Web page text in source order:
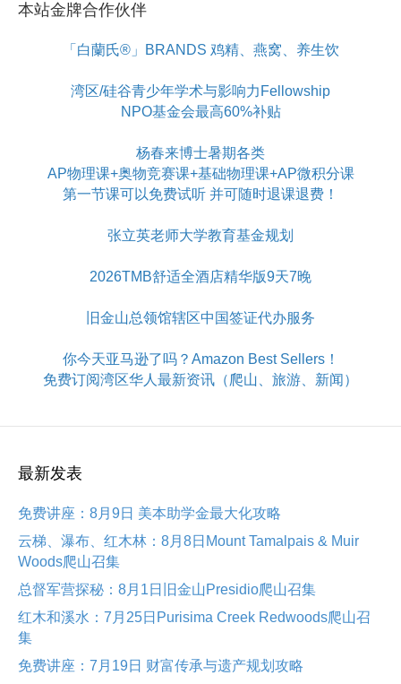
本站金牌合作伙伴
「白蘭氏®」BRANDS 鸡精、燕窝、养生饮
湾区/硅谷青少年学术与影响力Fellowship
NPO基金会最高60%补贴
杨春来博士暑期各类
AP物理课+奥物竞赛课+基础物理课+AP微积分课
第一节课可以免费试听 并可随时退课退费！
张立英老师大学教育基金规划
2026TMB舒适全酒店精华版9天7晚
旧金山总领馆辖区中国签证代办服务
你今天亚马逊了吗？Amazon Best Sellers！
免费订阅湾区华人最新资讯（爬山、旅游、新闻）
最新发表
免费讲座：8月9日 美本助学金最大化攻略
云梯、瀑布、红木林：8月8日Mount Tamalpais & Muir
Woods爬山召集
总督军营探秘：8月1日旧金山Presidio爬山召集
红木和溪水：7月25日Purisima Creek Redwoods爬山召
集
免费讲座：7月19日 财富传承与遗产规划攻略